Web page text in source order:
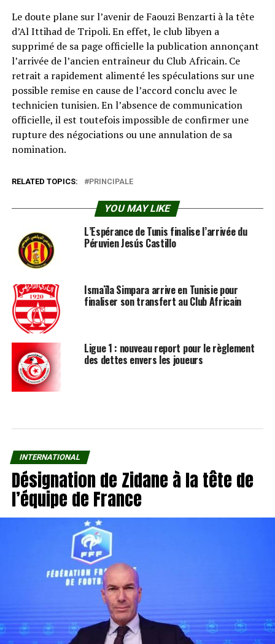
Le doute plane sur l’avenir de Faouzi Benzarti à la tête
d’Al Ittihad de Tripoli. En effet, le club libyen a
supprimé de sa page officielle la publication annonçant
l’arrivée de l’ancien entraîneur du Club Africain. Ce
retrait a rapidement alimenté les spéculations sur une
possible remise en cause de l’accord conclu avec le
technicien tunisien. En l’absence de communication
officielle, il est toutefois impossible de confirmer une
rupture des négociations ou une annulation de sa
nomination.
RELATED TOPICS: PRINCIPALE
YOU MAY LIKE
L’Espérance de Tunis finalise l’arrivée du
Péruvien Jesús Castillo
Ismaïla Simpara arrive en Tunisie pour
finaliser son transfert au Club Africain
Ligue 1 : nouveau report pour le règlement
des dettes envers les joueurs
INTERNATIONAL
Désignation de Zidane à la tête de
l’équipe de France